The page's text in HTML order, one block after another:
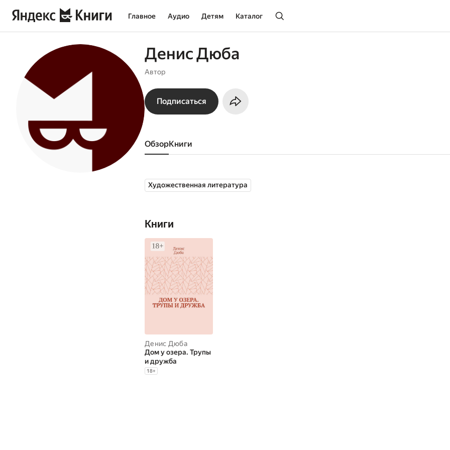
Главное Аудио Детям Каталог
Денис Дюба
Автор
Подписаться
Обзор книги
Художественная литература
Книги
Денис Дюба
Дом у озера. Трупы
и дружба
18+